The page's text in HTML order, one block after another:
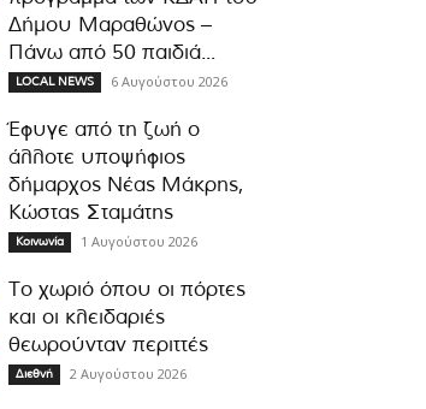
Δήμου Μαραθώνος –
Πάνω από 50 παιδιά...
LOCAL NEWS 6 Αυγούστου 2026
Έφυγε από τη ζωή ο
άλλοτε υποψήφιος
δήμαρχος Νέας Μάκρης,
Κώστας Σταμάτης
Κοινωνία 1 Αυγούστου 2026
Το χωριό όπου οι πόρτες
και οι κλειδαριές
θεωρούνταν περιττές
Διεθνή 2 Αυγούστου 2026